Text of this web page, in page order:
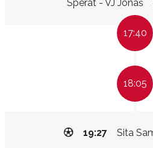
Sperát - VJ Jonáš
17:40
18:05
Sita
19:27